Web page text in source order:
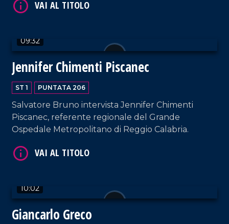
09:32
Jennifer Chimenti Piscanec
ST 1 PUNTATA 206
Salvatore Bruno intervista Jennifer Chimenti
Piscanec, referente regionale del Grande
Ospedale Metropolitano di Reggio Calabria.
10:02
Giancarlo Greco
VAI AL TITOLO